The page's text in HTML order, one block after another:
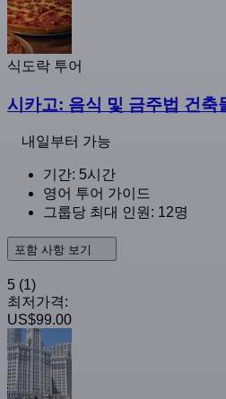
식도락 투어
시카고: 음식 및 금주법 건축
내일부터 가능
기간: 5시간
영어 투어 가이드
그룹당 최대 인원: 12명
포함 사항 보기
5 (1)
최저가격:
US$99.00